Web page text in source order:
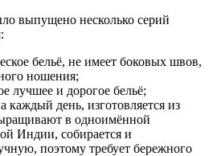
выпущено несколько серий
бельё, не имеет боковых швов,
ношения;
лучшее и дорогое бельё;
каждый день, изготовляется из
в одноимённой
Индии, собирается и
поэтому требует бережного